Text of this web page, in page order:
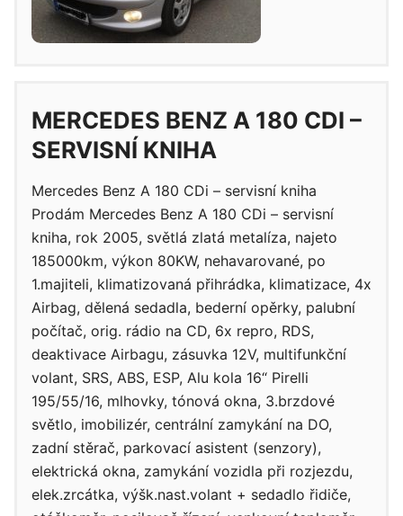
MERCEDES BENZ A 180 CDI –
SERVISNÍ KNIHA
Mercedes Benz A 180 CDi – servisní kniha
Prodám Mercedes Benz A 180 CDi – servisní
kniha, rok 2005, světlá zlatá metalíza, najeto
185000km, výkon 80KW, nehavarované, po
1.majiteli, klimatizovaná přihrádka, klimatizace, 4x
Airbag, dělená sedadla, bederní opěrky, palubní
počítač, orig. rádio na CD, 6x repro, RDS,
deaktivace Airbagu, zásuvka 12V, multifunkční
volant, SRS, ABS, ESP, Alu kola 16“ Pirelli
195/55/16, mlhovky, tónová okna, 3.brzdové
světlo, imobilizér, centrální zamykání na DO,
zadní stěrač, parkovací asistent (senzory),
elektrická okna, zamykání vozidla při rozjezdu,
elek.zrcátka, výšk.nast.volant + sedadlo řidiče,